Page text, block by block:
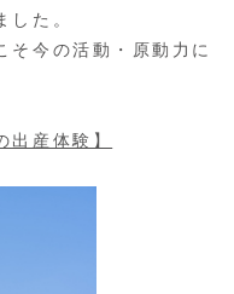
した。
そ今の活動・原動力に
出産体験】